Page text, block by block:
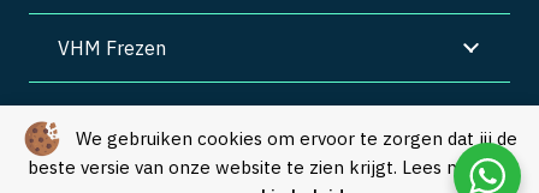
We gebruiken cookies om ervoor te zorgen dat jij de
beste versie van onze website te zien krijgt. Lees meer in
VHM Frezen
Algemene voorwaarden | Privacy